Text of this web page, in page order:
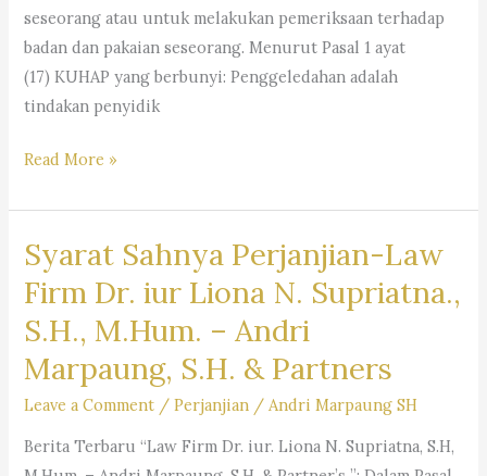
seseorang atau untuk melakukan pemeriksaan terhadap
badan dan pakaian seseorang. Menurut Pasal 1 ayat
(17) KUHAP yang berbunyi: Penggeledahan adalah
tindakan penyidik
Pahami
Hukum
Ini
Ketika
Kamu
Digeledah
Penegak
Hukum-“Law
Dr.
Read More »
Syarat Sahnya Perjanjian-Law
Firm Dr. iur Liona N. Supriatna.,
S.H., M.Hum. – Andri
Marpaung, S.H. & Partners
Leave a Comment /Perjanjian / Andri Marpaung SH
Berita Terbaru “Law Firm Dr. iur. Liona N. Supriatna, S.H,